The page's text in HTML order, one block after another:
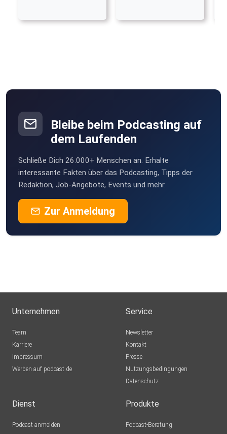
Bleibe beim Podcasting auf
dem Laufenden
Schließe Dich 26.000+ Menschen an. Erhalte
interessante Fakten über das Podcasting, Tipps der
Redaktion, Job-Angebote, Events und mehr.
Zur Anmeldung
Unternehmen
Team
Karriere
Impressum
Werben auf podcast.de
Service
Newsletter
Kontakt
Presse
Nutzungsbedingungen
Datenschutz
Dienst
Podcast anmelden
Produkte
Podcast-Beratung